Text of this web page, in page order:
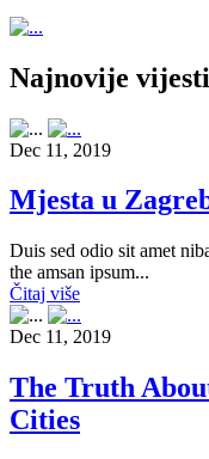
Najnovije vijesti
Dec 11, 2019
Mjesta u
Duis sed odio sit amet
the amsan ipsum...
Čitaj više
Dec 11, 2019
The Truth
Cities